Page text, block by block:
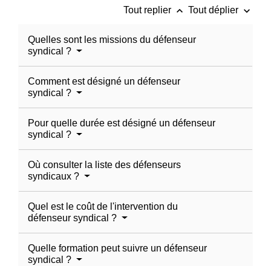
Tout replier keyboard_arrow_up Tout déplier keyboard_arrow_down
Quelles sont les missions du défenseur
syndical ?
Comment est désigné un défenseur
syndical ?
Pour quelle durée est désigné un défenseur
syndical ?
Où consulter la liste des défenseurs
syndicaux ?
Quel est le coût de l'intervention du
défenseur syndical ?
Quelle formation peut suivre un défenseur
syndical ?